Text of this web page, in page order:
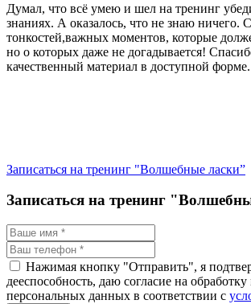
Думал, что всё умею и шел на тренинг
знаниях. А оказалось, что не знаю ничего.
тонкостей,важных моментов, которые
но о которых даже не догадывается!
качественный материал в доступной форме.
Записаться на тренинг "Волшебные ласки”
Записаться на тренинг
Нажимая кнопку "Отправить", я
дееспособность, даю согласие на
персональных данных в соответствии с